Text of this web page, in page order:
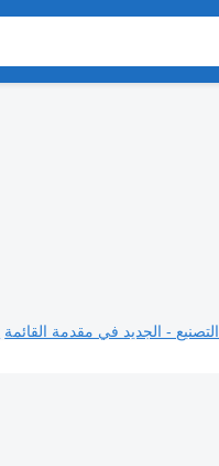
- الجديد في مقدمة القائمة